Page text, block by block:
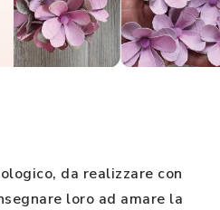
da realizzare con
loro ad amare la